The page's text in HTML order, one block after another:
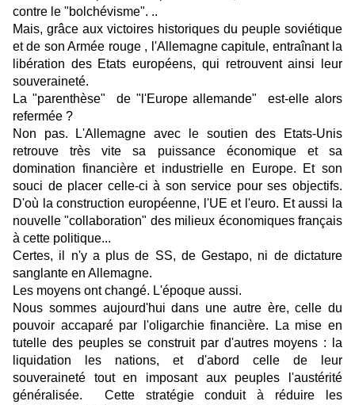
contre le "bolchévisme". ..
Mais, grâce aux victoires historiques du peuple soviétique
et de son Armée rouge , l'Allemagne capitule, entraînant la
libération des Etats européens, qui retrouvent ainsi leur
souveraineté.
La "parenthèse" de "l'Europe allemande" est-elle alors
refermée ?
Non pas. L'Allemagne avec le soutien des Etats-Unis
retrouve très vite sa puissance économique et sa
domination financière et industrielle en Europe. Et son
souci de placer celle-ci à son service pour ses objectifs.
D'où la construction européenne, l'UE et l'euro. Et aussi la
nouvelle "collaboration" des milieux économiques français
à cette politique...
Certes, il n'y a plus de SS, de Gestapo, ni de dictature
sanglante en Allemagne.
Les moyens ont changé. L'époque aussi.
Nous sommes aujourd'hui dans une autre ère, celle du
pouvoir accaparé par l'oligarchie financière. La mise en
tutelle des peuples se construit par d'autres moyens : la
liquidation les nations, et d'abord celle de leur
souveraineté tout en imposant aux peuples l'austérité
généralisée. Cette stratégie conduit à réduire les